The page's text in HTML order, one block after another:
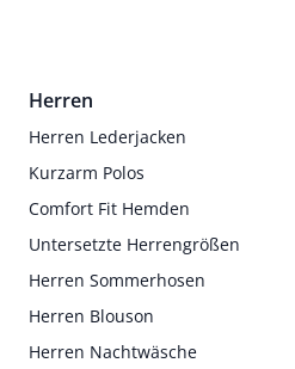
Herren
Herren Lederjacken
Kurzarm Polos
Comfort Fit Hemden
Untersetzte Herrengrößen
Herren Sommerhosen
Herren Blouson
Herren Nachtwäsche